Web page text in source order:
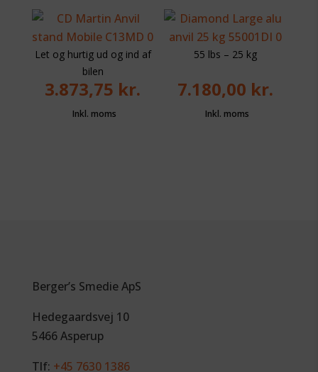
Let og hurtig ud og ind af
bilen
3.873,75 kr.
55 lbs – 25 kg
7.180,00 kr.
Berger’s Smedie ApS
Hedegaardsvej 10
5466 Asperup
Tlf: +45 7630 1386